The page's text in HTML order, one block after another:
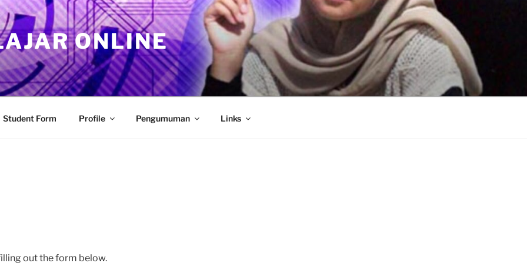
ONLINE
Student Form Profile Pengumuman Links
out the form below.